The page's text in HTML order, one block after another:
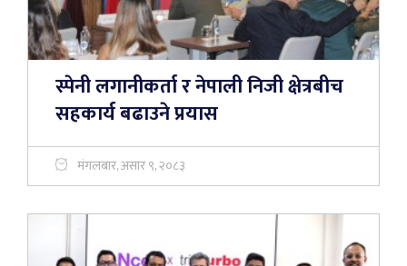
स्पेनी लगानीकर्ता र नेपाली निजी क्षेत्रबीच
सहकार्य बढाउने प्रयास
मंगलबार, असार ९, २०८३